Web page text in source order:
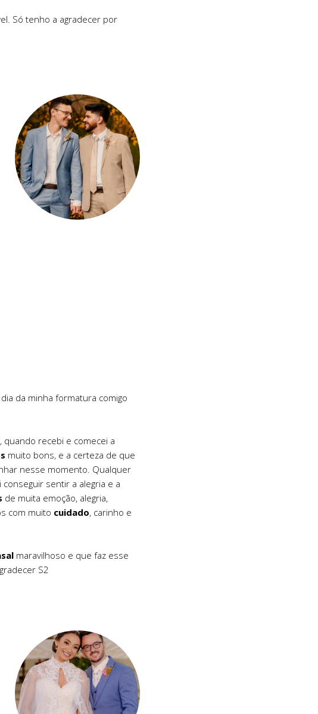
Só tenho a agradecer por
da minha formatura comigo
quando recebi e comecei a
muito bons, e a certeza de que
nesse momento. Qualquer
conseguir sentir a alegria e a
de muita emoção, alegria,
com muito cuidado, carinho e
maravilhoso e que faz esse
S2